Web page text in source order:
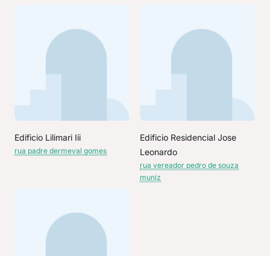
Edificio Lilimari Iii
rua padre dermeval gomes
Edificio Residencial Jose
Leonardo
rua vereador pedro de souza
muniz